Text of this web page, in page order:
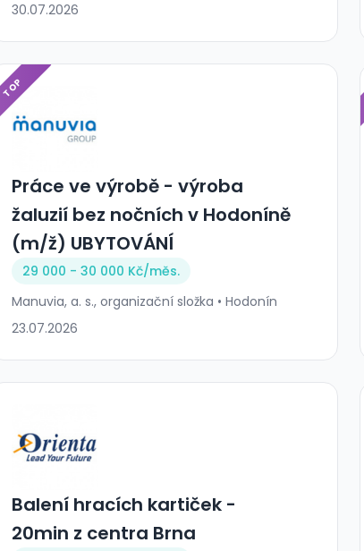
30.07.2026
TOP
Práce ve výrobě - výroba
žaluzií bez nočních v Hodoníně
(m/ž) UBYTOVÁNÍ
29 000 - 30 000 Kč/měs.
Manuvia, a. s., organizační složka • Hodonín
23.07.2026
Balení hracích kartiček -
20min z centra Brna